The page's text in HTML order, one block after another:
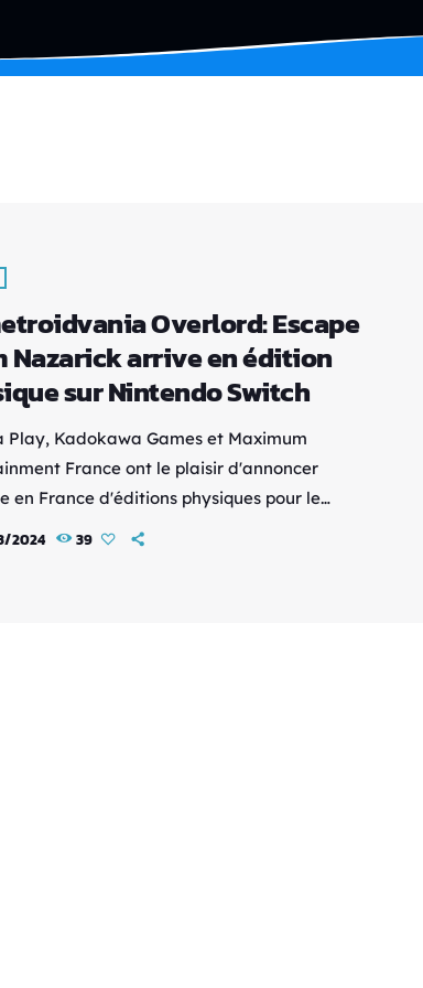
Overlord: Escape
Nazarick arrive en édition
sur Nintendo Switch
Play, Kadokawa Games et Maximum
France ont le plaisir d'annoncer
en France d'éditions physiques pour le
situé dans l'univers de la série de dark
2024 39